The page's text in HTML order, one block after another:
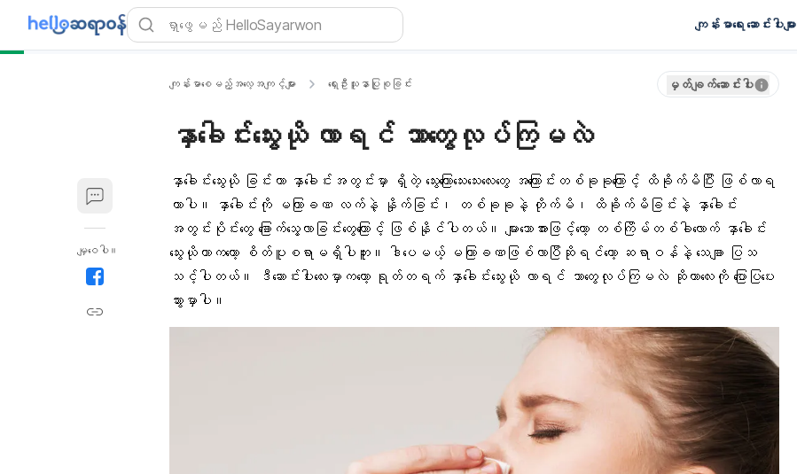
ကျန်းမာရေး ဆောင်းပါးများ
မျှဝေပါ။
ကျန်းမာစေမည့်အလေ့အကျင့်များ ရှေးဦးသူနာပြုစုခြင်း မှတ်ချက်ဆောင်းပါး
နှာခေါင်းသွေးယို လာရင် ဘာတွေလုပ်ကြမလဲ
နှာခေါင်းသွေးယို ခြင်းဟာ နှာခေါင်းအတွင်းမှာ ရှိတဲ့ သွေးကြောသေးသေးလေးတွေ အကြောင်းတစ်ခုခုကြောင့် ထိခိုက်မိပြီး ဖြစ်လာရ
တာပါ။ နှာခေါင်းကို မကြာခဏ လက်နဲ့ နှိုက်ခြင်း၊ တစ်ခုခုနဲ့ တိုက်မိ၊
ထိခိုက်မိ ခြင်းနဲ့ နှာခေါင်း
အတွင်းပိုင်းတွေ ခြောက်သွေ့လာခြင်းတွေကြောင့် ဖြစ်နိုင်ပါတယ်။ များသောအားဖြင့်တော့ တစ်ကြိမ်တစ်ခါလောက် နှာခေါင်း
သွေးယိုတာကတော့ စိတ်ပူစရာမရှိပါဘူး။ ဒါပေမယ့် မကြာခဏဖြစ်လာပြီဆိုရင်တော့ ဆရာဝန်နဲ့ သေချာ ပြသ
သင့်ပါတယ်။ ဒီဆောင်းပါးလေးမှာကတော့ ရုတ်တရက် နှာခေါင်းသွေးယို လာရင် ဘာတွေလုပ်ကြမလဲ ဆိုတာလေးကို ပြောပြပေး
သွားမှာပါ။